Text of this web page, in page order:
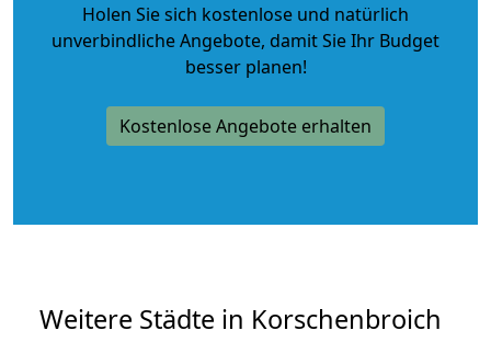
Holen Sie sich kostenlose und natürlich
unverbindliche Angebote, damit Sie Ihr Budget
besser planen!
Kostenlose Angebote erhalten
Weitere Städte in Korschenbroich